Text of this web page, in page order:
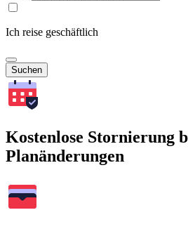
Ich reise geschäftlich
Suchen
Kostenlose Stornierung
Planänderungen